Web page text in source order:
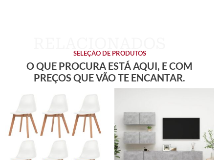
SELEÇÃO DE PRODUTOS
O QUE PROCURA ESTÁ AQUI, E COM
PREÇOS QUE VÃO TE ENCANTAR.